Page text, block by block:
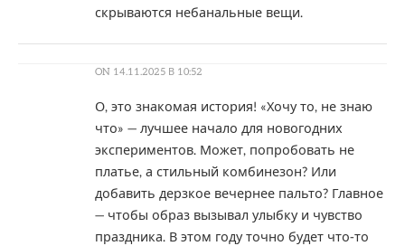
скрываются небанальные вещи.
ON 14.11.2025 В 10:52
О, это знакомая история! «Хочу то, не знаю
что» — лучшее начало для новогодних
экспериментов. Может, попробовать не
платье, а стильный комбинезон? Или
добавить дерзкое вечернее пальто? Главное
— чтобы образ вызывал улыбку и чувство
праздника. В этом году точно будет что-то